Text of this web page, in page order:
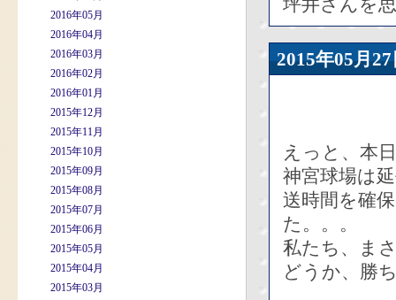
2016年05月
2016年04月
2016年03月
2016年02月
2016年01月
2015年12月
2015年11月
2015年10月
2015年09月
2015年08月
2015年07月
2015年06月
2015年05月
2015年04月
2015年03月
坪井さんを
2015年05
えっと、本
神宮球場は
送時間を確
た。。。
私たち、ま
どうか、勝